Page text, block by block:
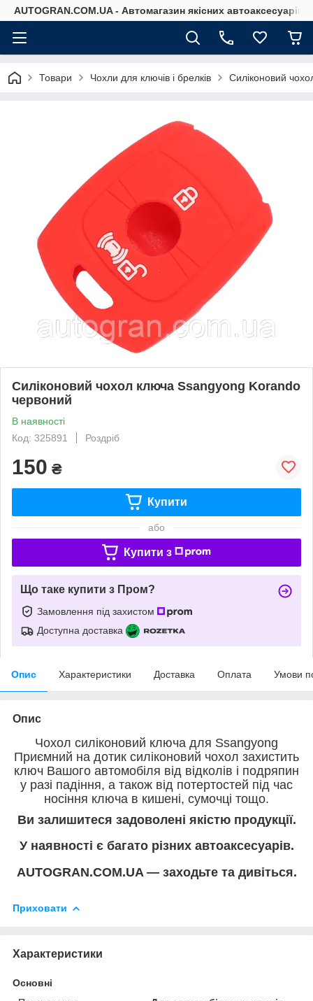
AUTOGRAN.COM.UA - Автомагазин якісних автоаксесуарів
Товари Чохли для ключів і брелків Силіконовий
Силіконовий чохол ключа Ssangyong Korando
червоний
В наявності
Код: 325891
Роздріб
150 ₴
Купити
або
Купити з
Що таке купити з Пром?
Замовлення під захистом
Доступна доставка
Опис Характеристики Доставка Оплата Умови
Опис
Чохол силіконовий ключа для Ssangyong
Приємний на дотик силіконовий чохол захистить
ключ Вашого автомобіля від відколів і подряпин
у разі падіння, а також від потертостей під час
носіння ключа в кишені, сумочці тощо.
Ви залишитеся задоволені якістю продукції.
У наявності є багато різних автоаксесуарів.
AUTOGRAN.COM.UA — заходьте та дивіться.
Приховати
Характеристики
Основні